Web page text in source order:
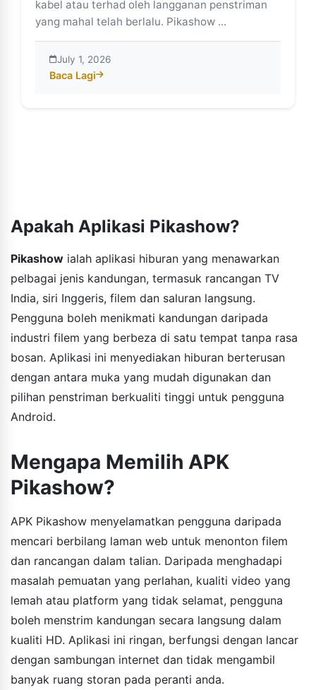
kabel atau terhad oleh langganan penstriman
yang mahal telah berlalu. Pikashow ...
July 1, 2026
Baca Lagi
about Mengapa Pikashow Mengubah Cara Kita
Apakah Aplikasi Pikashow?
Pikashow ialah aplikasi hiburan yang menawarkan
pelbagai jenis kandungan, termasuk rancangan TV
India, siri Inggeris, filem dan saluran langsung.
Pengguna boleh menikmati kandungan daripada
industri filem yang berbeza di satu tempat tanpa rasa
bosan. Aplikasi ini menyediakan hiburan berterusan
dengan antara muka yang mudah digunakan dan
pilihan penstriman berkualiti tinggi untuk pengguna
Android.
Mengapa Memilih APK
Pikashow?
APK Pikashow menyelamatkan pengguna daripada
mencari berbilang laman web untuk menonton filem
dan rancangan dalam talian. Daripada menghadapi
masalah pemuatan yang perlahan, kualiti video yang
lemah atau platform yang tidak selamat, pengguna
boleh menstrim kandungan secara langsung dalam
kualiti HD. Aplikasi ini ringan, berfungsi dengan lancar
dengan sambungan internet dan tidak mengambil
banyak ruang storan pada peranti anda.